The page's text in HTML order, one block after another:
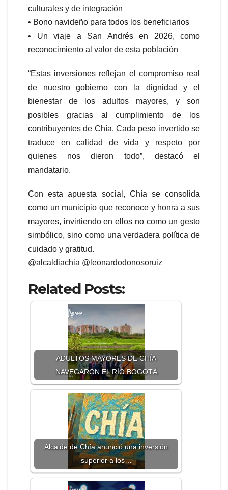
culturales y de integración
• Bono navideño para todos los beneficiarios
• Un viaje a San Andrés en 2026, como
reconocimiento al valor de esta población
“Estas inversiones reflejan el compromiso real
de nuestro gobierno con la dignidad y el
bienestar de los adultos mayores, y son
posibles gracias al cumplimiento de los
contribuyentes de Chía. Cada peso invertido se
traduce en calidad de vida y respeto por
quienes nos dieron todo”, destacó el
mandatario.
Con esta apuesta social, Chía se consolida
como un municipio que reconoce y honra a sus
mayores, invirtiendo en ellos no como un gesto
simbólico, sino como una verdadera política de
cuidado y gratitud.
@alcaldiachia @leonardodonosoruiz
Related Posts:
ADULTOS MAYORES DE CHÍA
NAVEGARON EL RÍO BOGOTÁ
Alcalde de Chía anunció una inversión
superior a los…